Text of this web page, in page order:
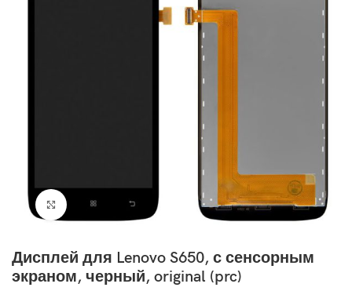
Нажмите, чтобы увеличить
Дисплей для Lenovo S650, с сенсорным
экраном, черный, original (prc)